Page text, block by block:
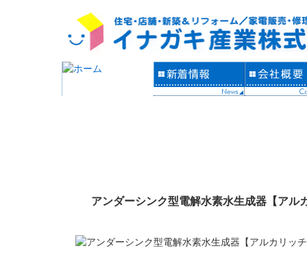
アンダーシンク型電解水素水生成器【ア